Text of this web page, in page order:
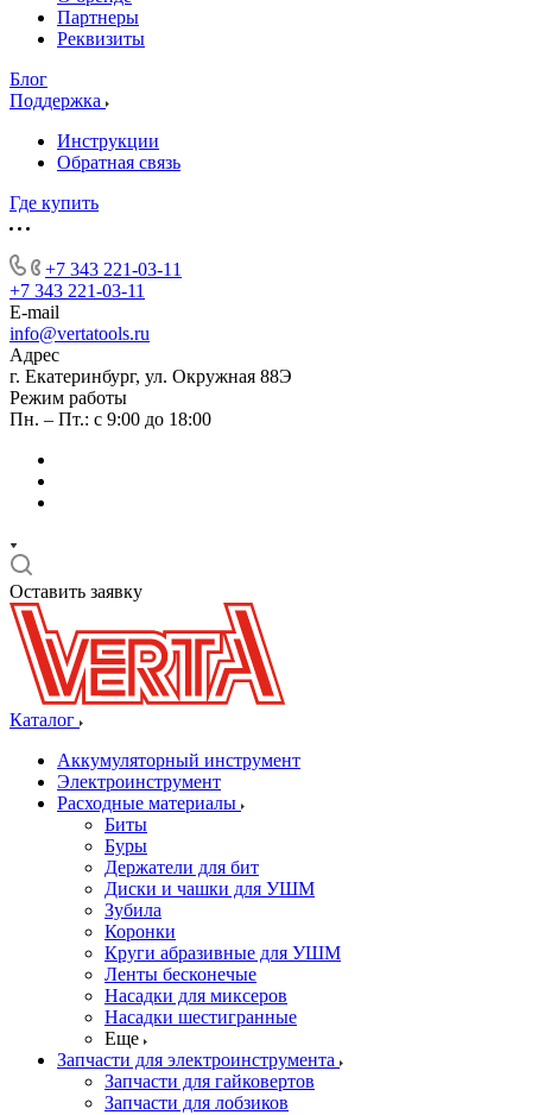
Партнеры
Реквизиты
Блог
Поддержка
Инструкции
Обратная связь
Где купить
+7 343 221-03-11
+7 343 221-03-11
E-mail
info@vertatools.ru
Адрес
г. Екатеринбург, ул. Окружная 88Э
Режим работы
Пн. – Пт.: с 9:00 до 18:00
Оставить заявку
Каталог
Аккумуляторный инструмент
Электроинструмент
Расходные материалы
Биты
Буры
Держатели для бит
Диски и чашки для УШМ
Зубила
Коронки
Круги абразивные для УШМ
Ленты бесконечые
Насадки для миксеров
Насадки шестигранные
Еще
Запчасти для электроинструмента
Запчасти для гайковертов
Запчасти для лобзиков